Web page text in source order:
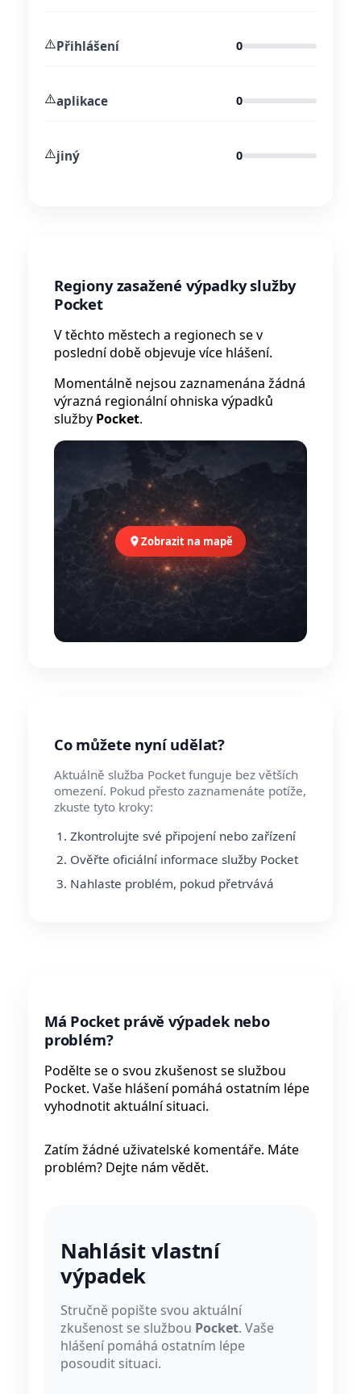
⚠️Přihlášení 0
⚠️aplikace 0
⚠️jiný 0
Regiony zasažené výpadky služby
Pocket
V těchto městech a regionech se v
poslední době objevuje více hlášení.
Momentálně nejsou zaznamenána žádná
výrazná regionální ohniska výpadků
služby Pocket.
Zobrazit na mapě
Co můžete nyní udělat?
Aktuálně služba Pocket funguje bez větších
omezení. Pokud přesto zaznamenáte potíže,
zkuste tyto kroky:
Zkontrolujte své připojení nebo zařízení
Ověřte oficiální informace služby Pocket
Nahlaste problém, pokud přetrvává
Má Pocket právě výpadek nebo
problém?
Podělte se o svou zkušenost se službou
Pocket. Vaše hlášení pomáhá ostatním lépe
vyhodnotit aktuální situaci.
Zatím žádné uživatelské komentáře. Máte
problém? Dejte nám vědět.
Nahlásit vlastní
výpadek
Stručně popište svou aktuální
zkušenost se službou Pocket. Vaše
hlášení pomáhá ostatním lépe
posoudit situaci.